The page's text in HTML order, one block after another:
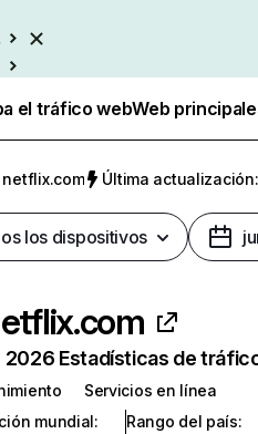
el tráfico webWeb
netflix.com Última
los dispositivos
2026 Estadísticas de
Servicios en línea
mundial:
Rango del país: